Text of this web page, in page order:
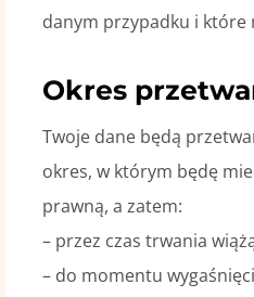
danym przypadku i które
Okres
Twoje dane będą
okres, w którym będę
prawną, a zatem:
– przez czas trwania
– do momentu